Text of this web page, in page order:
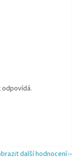
další hodnocení